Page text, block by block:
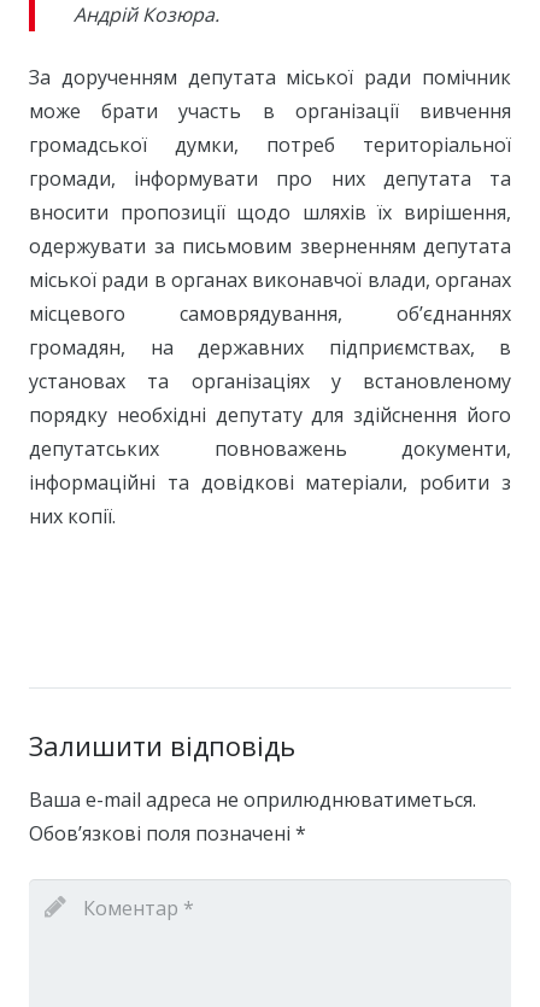
Андрій Козюра.
За дорученням депутата міської ради помічник
може брати участь в організації вивчення
громадської думки, потреб територіальної
громади, інформувати про них депутата та
вносити пропозиції щодо шляхів їх вирішення,
одержувати за письмовим зверненням депутата
міської ради в органах виконавчої влади, органах
місцевого самоврядування, об’єднаннях
громадян, на державних підприємствах, в
установах та організаціях у встановленому
порядку необхідні депутату для здійснення його
депутатських повноважень документи,
інформаційні та довідкові матеріали, робити з
них копії.
Залишити відповідь
Ваша e-mail адреса не оприлюднюватиметься.
Обов’язкові поля позначені *